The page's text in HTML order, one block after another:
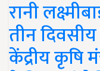
रानी
तीन
केंद्रीय कृषि